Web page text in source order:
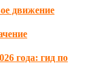
движение
года: гид по